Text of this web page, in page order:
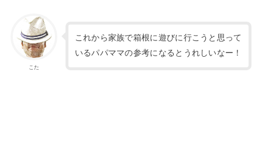
こた
これから家族で箱根に遊びに行こうと思って
いるパパママの参考になるとうれしいなー！